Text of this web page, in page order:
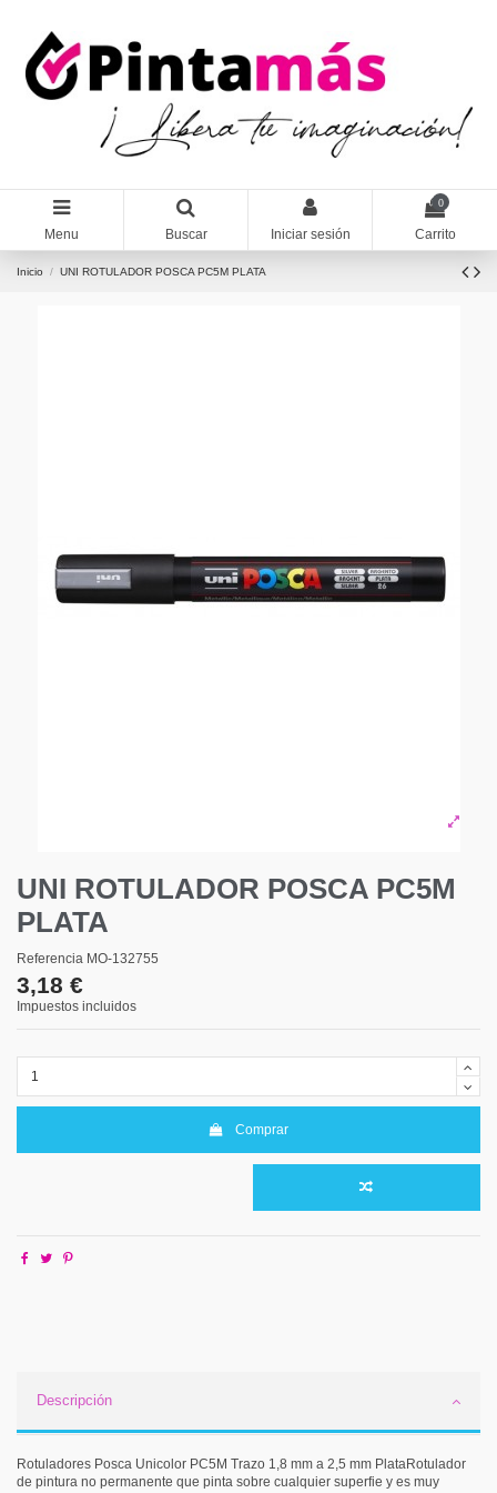
Menu Buscar Iniciar sesión
0
Carrito
Inicio UNI ROTULADOR POSCA PC5M PLATA
UNI ROTULADOR POSCA PC5M
PLATA
Referencia MO-132755
3,18 €
Impuestos incluidos
Comprar
Descripción
Rotuladores Posca Unicolor PC5M Trazo 1,8 mm a 2,5 mm PlataRotulador
de pintura no permanente que pinta sobre cualquier superfie y es muy